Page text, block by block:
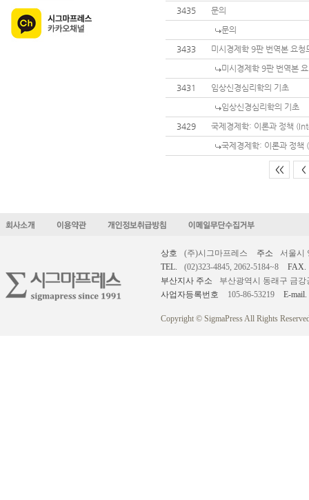
3435
문의
문의
3433
미시경제학 9판 번역본 요청
미시경제학 9판 번역본
3431
임상신경심리학의 기초
임상신경심리학의 기초
3429
국제경제학: 이론과 정책
국제경제학: 이론과 정
<< <
상호 (주)시그마프레스 주소
서울시
TEL.
(02)323-4845, 2062-5184~8
FAX.
부산지사 주소
부산광역시 동래구 금강
사업자등록번호
105-86-53219 E-mail.
Copyright © SigmaPress All Rights